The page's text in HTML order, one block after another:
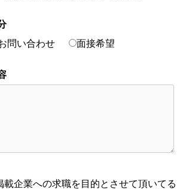
問い合わせ 面接希望
載企業への求職を目的とさせて頂いてる